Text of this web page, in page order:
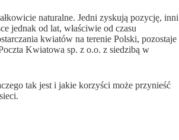
naturalne. Jedni zyskują pozycję, inni
jednak od lat, właściwie od czasu
kwiatów na terenie Polski, pozostaje
Kwiatowa sp. z o.o. z siedzibą w
tak jest i jakie korzyści może przynieść